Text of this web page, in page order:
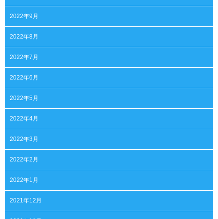
2022年9月
2022年8月
2022年7月
2022年6月
2022年5月
2022年4月
2022年3月
2022年2月
2022年1月
2021年12月